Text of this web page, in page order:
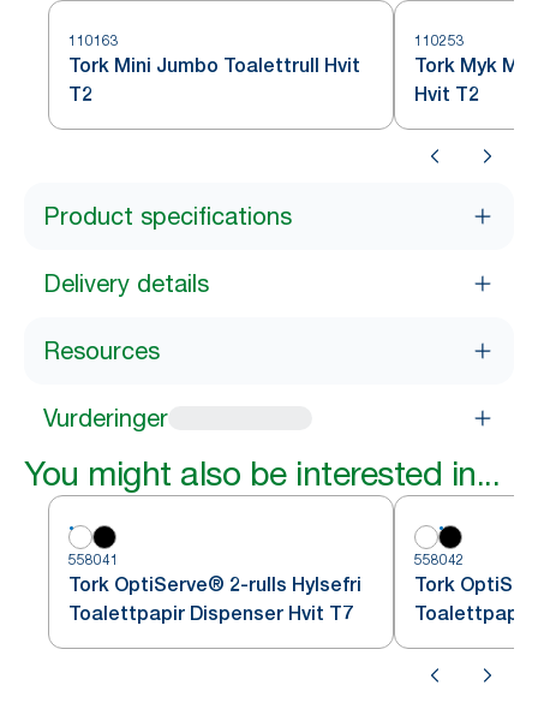
110163
Tork Mini Jumbo Toalettrull Hvit
T2
110253
Tork Myk
Hvit T2
Product specifications
Delivery details
Resources
Vurderinger
You might also be interested in...
558041
Tork OptiServe® 2-rulls Hylsefri
Toalettpapir Dispenser Hvit T7
558042
Tork
Toalettpapir